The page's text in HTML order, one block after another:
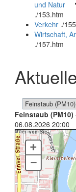
und Natur
./153.htm
Verkehr ./
Wirtschaft,
./157.htm
Feinstaub (PM10)
06.08.2026 20:00
+
–